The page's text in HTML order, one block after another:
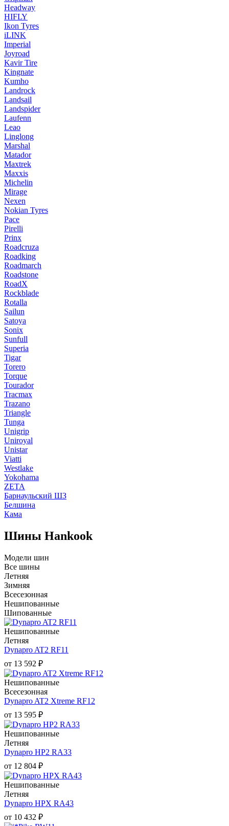
Headway
HIFLY
Ikon Tyres
iLINK
Imperial
Joyroad
Kavir Tire
Kingnate
Kumho
Landrock
Landsail
Landspider
Laufenn
Leao
Linglong
Marshal
Matador
Maxtrek
Maxxis
Michelin
Mirage
Nexen
Nokian Tyres
Pace
Pirelli
Prinx
Roadcruza
Roadking
Roadmarch
Roadstone
RoadX
Rockblade
Rotalla
Sailun
Satoya
Sonix
Sunfull
Superia
Tigar
Torero
Torque
Tourador
Tracmax
Trazano
Triangle
Tunga
Unigrip
Uniroyal
Unistar
Viatti
Westlake
Yokohama
ZETA
Барнаульский ШЗ
Белшина
Кама
Шины Hankook
Модели шин
Все шины
Летняя
Зимняя
Всесезонная
Нешипованные
Шипованные
Нешипованные
Летняя
Dynapro AT2 RF11
от 13 592 ₽
Нешипованные
Всесезонная
Dynapro AT2 Xtreme RF12
от 13 595 ₽
Нешипованные
Летняя
Dynapro HP2 RA33
от 12 804 ₽
Нешипованные
Летняя
Dynapro HPX RA43
от 10 432 ₽